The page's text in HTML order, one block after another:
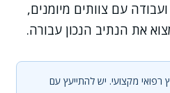
עם צוותים מיומנים,
את הנתיב הנכון עבורה.
רפואי מקצועי. יש להתייעץ עם